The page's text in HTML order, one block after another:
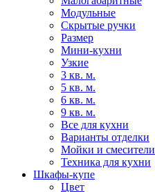
Модульные
Скрытые ручки
Размер
Мини-кухни
Узкие
3 кв. м.
5 кв. м.
6 кв. м.
9 кв. м.
Все для кухни
Варианты отделки
Мойки и смесители
Техника для кухни
Шкафы-купе
Цвет